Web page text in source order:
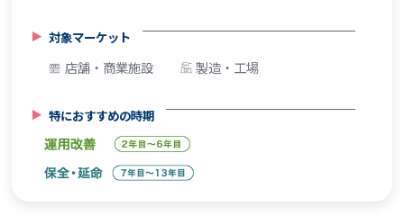
対象マーケット
店舗・商業施設 製造・工場
特におすすめの時期